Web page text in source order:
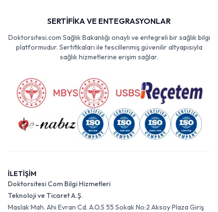
SERTİFİKA VE ENTEGRASYONLAR
Doktorsitesi.com Sağlık Bakanlığı onaylı ve entegreli bir sağlık bilgi
platformudur. Sertifikaları ile tescillenmiş güvenilir altyapısıyla
sağlık hizmetlerine erişim sağlar.
İLETİŞİM
Doktorsitesi Com Bilgi Hizmetleri
Teknoloji ve Ticaret A.Ş.
Maslak Mah. Ahi Evran Cd. A.O.S 55 Sokak No:2 Aksoy Plaza Giriş